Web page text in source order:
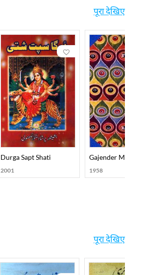
पूरा देखिए
Durga Sapt Shati
2001
Gajender Mokhash
1958
पूरा देखिए